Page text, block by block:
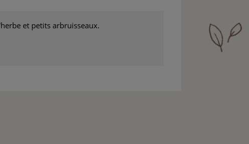
et petits arbruisseaux.